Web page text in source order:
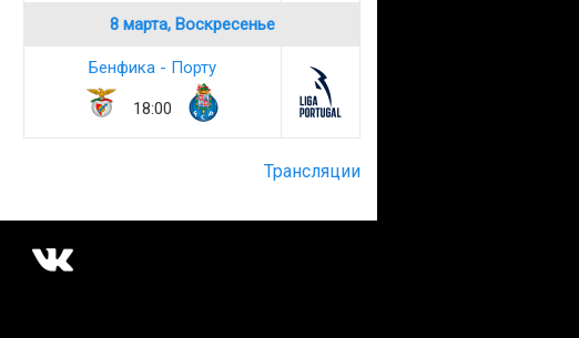
8 марта, Воскресенье
Бенфика - Порту
18:00
Трансляции